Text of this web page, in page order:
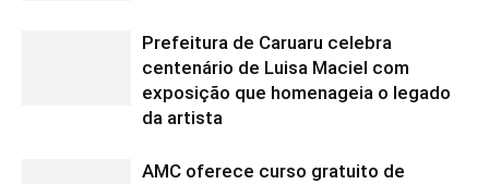
Prefeitura de Caruaru celebra
centenário de Luisa Maciel com
exposição que homenageia o legado
da artista
AMC oferece curso gratuito de